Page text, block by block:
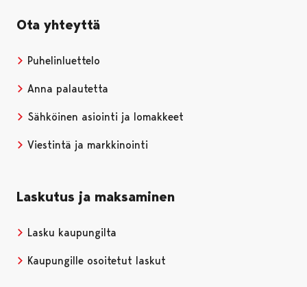
Ota yhteyttä
Puhelinluettelo
Anna palautetta
Sähköinen asiointi ja lomakkeet
Viestintä ja markkinointi
Laskutus ja maksaminen
Lasku kaupungilta
Kaupungille osoitetut laskut